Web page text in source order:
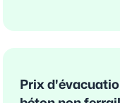
Prix